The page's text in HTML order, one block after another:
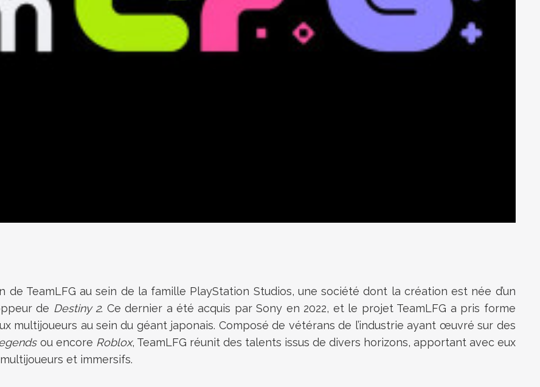
de TeamLFG au sein de la famille PlayStation Studios, une société dont la création est née d’un
de Destiny 2. Ce dernier a été acquis par Sony en 2022, et le projet TeamLFG a pris forme
multijoueurs au sein du géant japonais. Composé de vétérans de l’industrie ayant œuvré sur des
ou encore Roblox, TeamLFG réunit des talents issus de divers horizons, apportant avec eux
et immersifs.